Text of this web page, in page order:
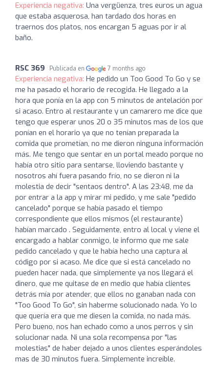
Experiencia negativa: Una vergüenza, tres euros un agua
que estaba asquerosa, han tardado dos horas en
traernos dos platos, nos encargan 5 aguas por ir al
baño.
RSC 369 Publicada en 7 months ago
Experiencia negativa: He pedido un Too Good To Go y se
me ha pasado el horario de recogida. He llegado a la
hora que ponía en la app con 5 minutos de antelación por
si acaso. Entro al restaurante y un camarero me dice que
tengo que esperar unos 20 o 35 minutos mas de los que
ponían en el horario ya que no tenían preparada la
comida que prometían, no me dieron ninguna información
más. Me tengo que sentar en un portal meado porque no
había otro sitio para sentarse, lloviendo bastante y
nosotros ahí fuera pasando frío, no se dieron ni la
molestia de decir "sentaos dentro". A las 23:48, me da
por entrar a la app y mirar mi pedido, y me sale "pedido
cancelado" porque se había pasado el tiempo
correspondiente que ellos mismos (el restaurante)
habían marcado . Seguidamente, entro al local y viene el
encargado a hablar conmigo, le informo que me sale
pedido cancelado y que le había hecho una captura al
código por si acaso. Me dice que si está cancelado no
pueden hacer nada, que simplemente ya nos llegará el
dinero, que me quitase de en medio que había clientes
detrás mía por atender, que ellos no ganaban nada con
"Too Good To Go", sin haberme solucionado nada. Yo lo
que quería era que me diesen la comida, no nada más.
Pero bueno, nos han echado como a unos perros y sin
solucionar nada. Ni una sola recompensa por "las
molestias" de haber dejado a unos clientes esperándoles
mas de 30 minutos fuera. Simplemente increíble.